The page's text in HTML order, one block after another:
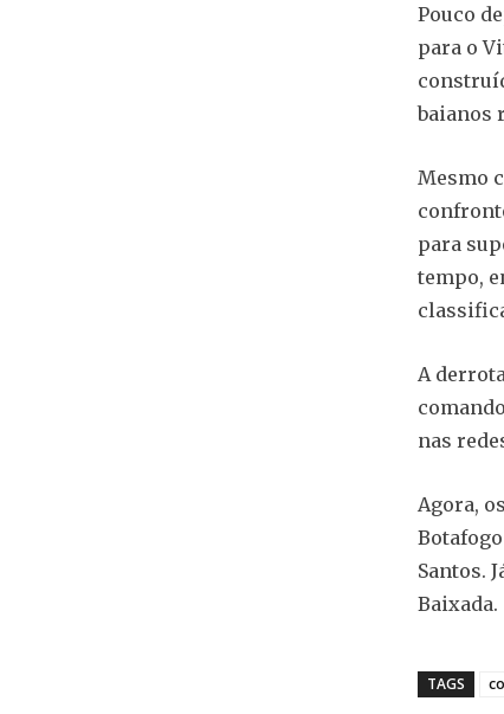
Pouco
para o
baianos
Mesmo
para
tempo,
A
nas
Agora,
Santos.
Baixada.
TAGS